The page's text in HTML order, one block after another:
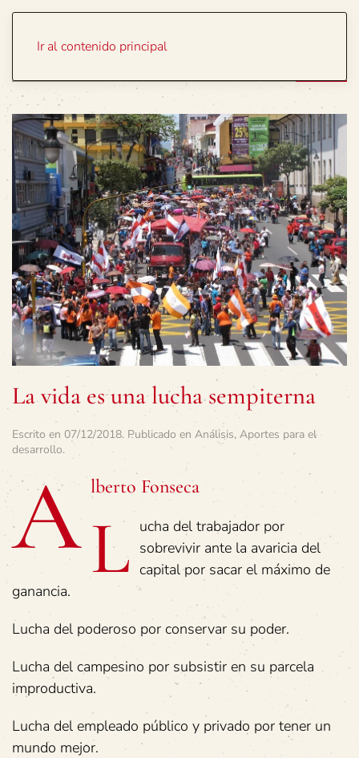
Ir al contenido principal
La vida es una lucha sempiterna
Escrito en 07/12/2018. Publicado en Análisis, Aportes para el
desarrollo.
A lberto Fonseca
L ucha del trabajador por
sobrevivir ante la avaricia del
capital por sacar el máximo de
ganancia.
Lucha del poderoso por conservar su poder.
Lucha del campesino por subsistir en su parcela
improductiva.
Lucha del empleado público y privado por tener un
mundo mejor.